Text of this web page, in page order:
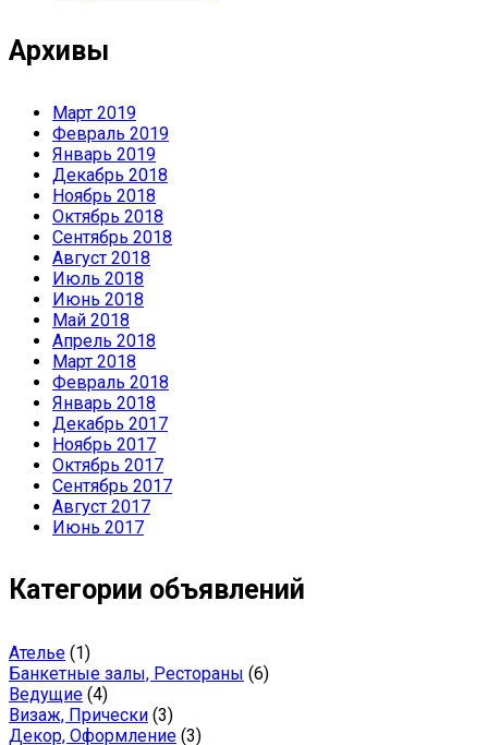
Архивы
Март 2019
Февраль 2019
Январь 2019
Декабрь 2018
Ноябрь 2018
Октябрь 2018
Сентябрь 2018
Август 2018
Июль 2018
Июнь 2018
Май 2018
Апрель 2018
Март 2018
Февраль 2018
Январь 2018
Декабрь 2017
Ноябрь 2017
Октябрь 2017
Сентябрь 2017
Август 2017
Июнь 2017
Категории объявлений
Ателье (1)
Банкетные залы, Рестораны (6)
Ведущие (4)
Визаж, Прически (3)
Декор, Оформление (3)